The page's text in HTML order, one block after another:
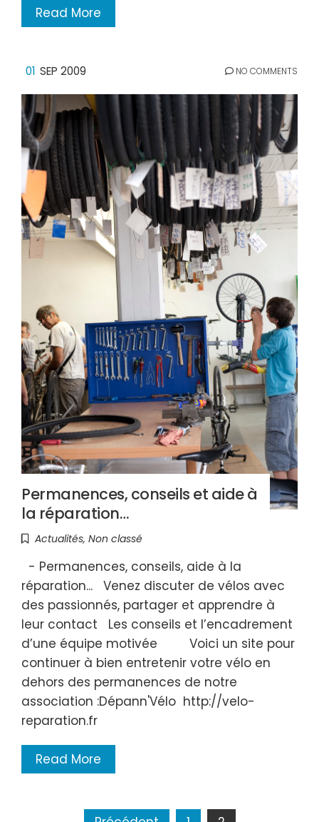
Read More
01 SEP 2009 NO COMMENTS
Permanences, conseils et aide à
la réparation…
Actualités, Non classé
- Permanences, conseils, aide à la
réparation... Venez discuter de vélos avec
des passionnés, partager et apprendre à
leur contact Les conseils et l’encadrement
d’une équipe motivée Voici un site pour
continuer à bien entretenir votre vélo en
dehors des permanences de notre
association :Dépann'Vélo http://velo-
reparation.fr
Read More